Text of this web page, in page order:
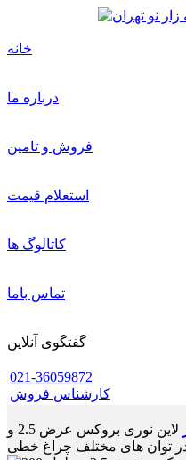
خانه
درباره ما
فروش و تامین
استعلام قیمت
کاتالوگ ها
تماس باما
گفتگوی آنلاین
021-36059872
کارشناس فروش
لاین نوری بروکس عرض 2.5 و